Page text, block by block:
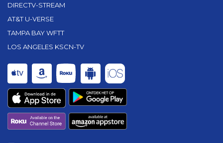
DIRECTV-STREAM
AT&T U-VERSE
TAMPA BAY WFTT
LOS ANGELES KSCN-TV